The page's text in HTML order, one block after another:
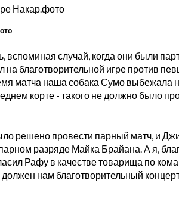
вспоминая случай, когда они были
на благотворительной игре против
матча наша собака Сумо выбежала
корте - такого не должно было
решено провести парный матч, и
разряде Майка Брайана. А я,
Рафу в качестве товарища по
нам благотворительный